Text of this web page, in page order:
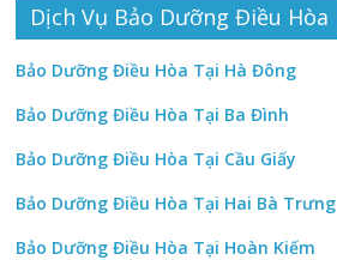
Dịch Vụ Bảo Dưỡng Điều Hòa
Bảo Dưỡng Điều Hòa Tại Hà Đông
Bảo Dưỡng Điều Hòa Tại Ba Đình
Bảo Dưỡng Điều Hòa Tại Cầu Giấy
Bảo Dưỡng Điều Hòa Tại Hai Bà Trưng
Bảo Dưỡng Điều Hòa Tại Hoàn Kiếm